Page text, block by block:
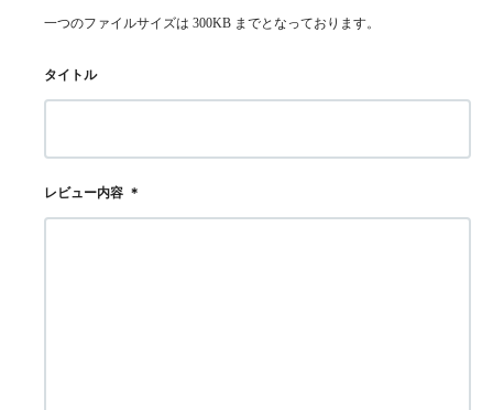
一つのファイルサイズは 300KB までとなっております。
タイトル
レビュー内容 ＊